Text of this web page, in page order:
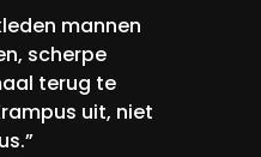
mannen
scherpe
terug te
uit, niet